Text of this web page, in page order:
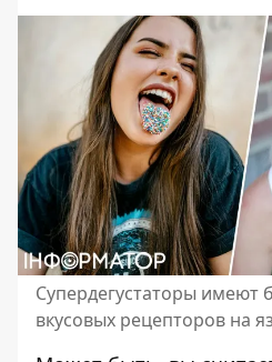
Супердегустаторы имеют
вкусовых рецепторов на